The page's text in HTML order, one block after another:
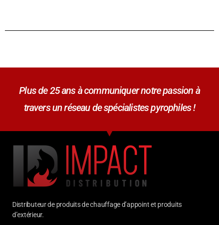
Plus de 25 ans à communiquer notre passion à
travers un réseau de spécialistes pyrophiles !
Distributeur de produits de chauffage d’appoint et produits
d’extérieur.